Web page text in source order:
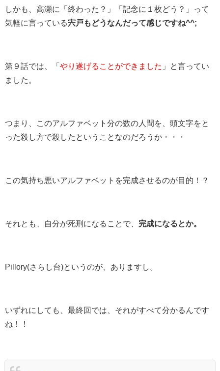
しかも、高瀬に「終わった？」「記念に１枚どう？」って
気軽に言っている宍戸もどうなんだって感じですね^^;
第９話では、「 やり遂げることができました 」と言ってい
ました。
つまり、このアルファベット分の数の人間を、頭文字をと
った殺し方で殺したということなのだろうか・・・
この気持ち悪いアルファベットを完成させるのが目的！？
それとも、自分が死刑になることで、 完成になるとか。
Pillory(さらし台)というのが、ありますし。
いずれにしても、最終回では、それがすべて分かるんです
ね！！